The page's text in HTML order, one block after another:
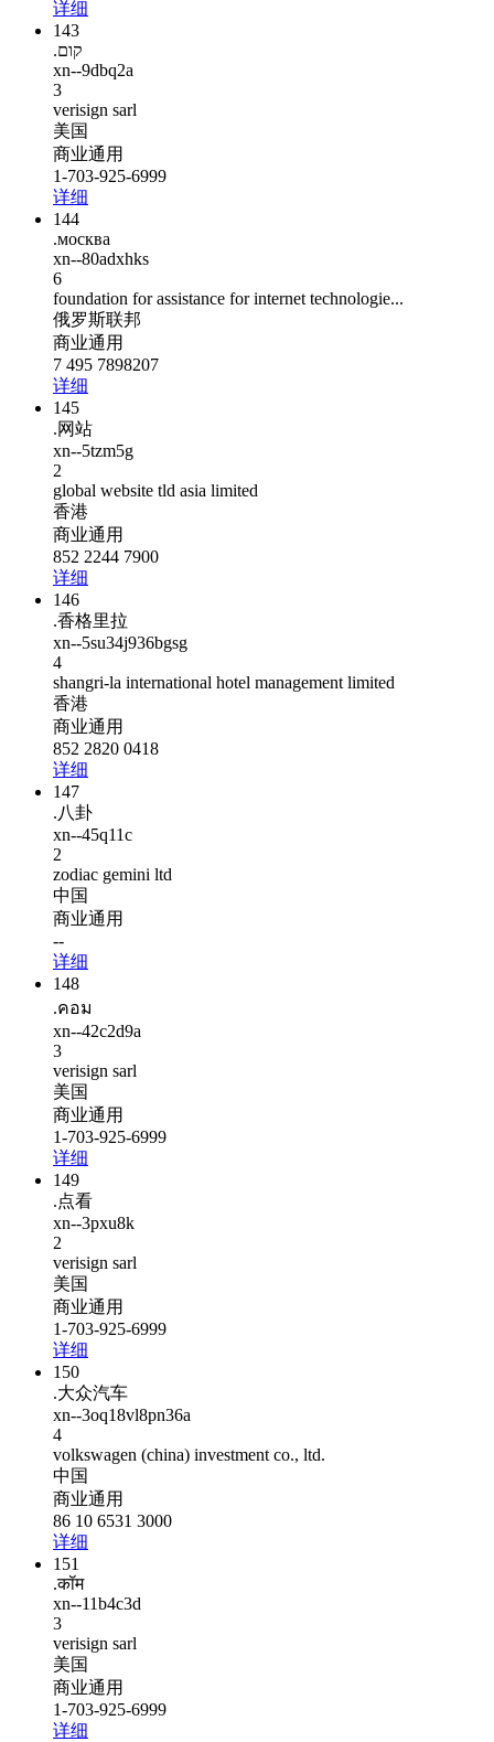
详细
143
.קום
xn--9dbq2a
3
verisign sarl
美国
商业通用
1-703-925-6999
详细
144
.москва
xn--80adxhks
6
foundation for assistance for internet technologie...
俄罗斯联邦
商业通用
7 495 7898207
详细
145
.网站
xn--5tzm5g
2
global website tld asia limited
香港
商业通用
852 2244 7900
详细
146
.香格里拉
xn--5su34j936bgsg
4
shangri‐la international hotel management limited
香港
商业通用
852 2820 0418
详细
147
.八卦
xn--45q11c
2
zodiac gemini ltd
中国
商业通用
--
详细
148
.คอม
xn--42c2d9a
3
verisign sarl
美国
商业通用
1-703-925-6999
详细
149
.点看
xn--3pxu8k
2
verisign sarl
美国
商业通用
1-703-925-6999
详细
150
.大众汽车
xn--3oq18vl8pn36a
4
volkswagen (china) investment co., ltd.
中国
商业通用
86 10 6531 3000
详细
151
.कॉम
xn--11b4c3d
3
verisign sarl
美国
商业通用
1-703-925-6999
详细